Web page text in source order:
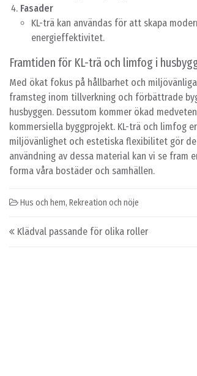
Fasader
KL-trä kan användas för att skapa
energieffektivitet.
Framtiden för KL-trä och limfog i
Med ökat fokus på hållbarhet och
framsteg inom tillverkning och förbättrade
husbyggen. Dessutom kommer ökad
kommersiella byggprojekt. KL-trä och limfog
miljövänlighet och estetiska flexibilitet gör
användning av dessa material kan vi se
forma våra bostäder och samhällen.
Hus och hem, Rekreation och nöje
Post navigation
Klädval passande för olika roller